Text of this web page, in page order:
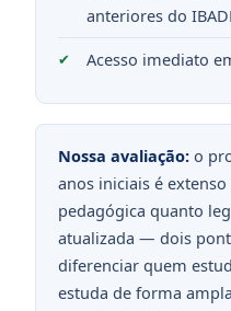
anteriores do
Acesso imediato
Nossa avaliação: o
anos iniciais é
pedagógica quanto
atualizada — dois
diferenciar quem
estuda de forma